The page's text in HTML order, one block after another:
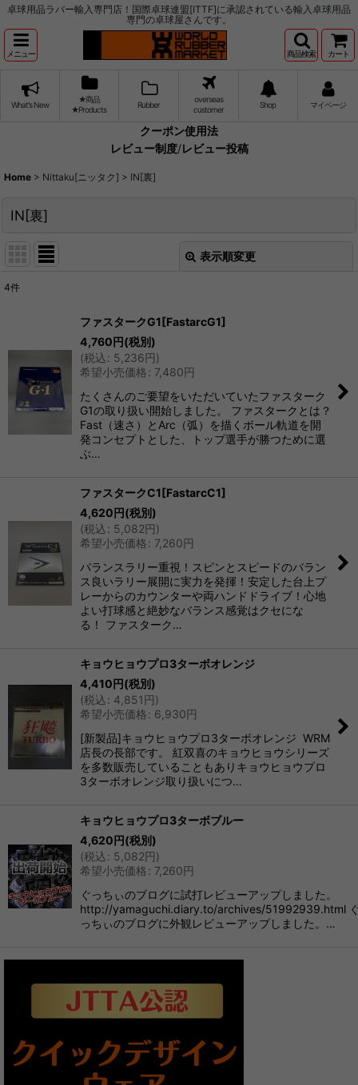
卓球用品ラバー輸入専門店！国際卓球連盟[ITTF]に承認されている輸入卓球用品
専門の卓球屋さんです。
メニュー 商品検索 カート
What's New
★商品
★Products
Rubber
overseas
customer
Shop マイページ
クーポン使用法
レビュー制度/レビュー投稿
Home > Nittaku[ニッタク] > IN[裏]
IN[裏]
表示順変更
絞り込む
4件
ファスタークG1[FastarcG1]
4,760円(税別)
(税込: 5,236円)
希望小売価格: 7,480円
たくさんのご要望をいただいていたファスターク
G1の取り扱い開始しました。 ファスタークとは？
Fast（速さ）とArc（弧）を描くボール軌道を開
発コンセプトとした、トップ選手が勝つために選
ぶ…
ファスタークC1[FastarcC1]
4,620円(税別)
(税込: 5,082円)
希望小売価格: 7,260円
バランスラリー重視！スピンとスピードのバラン
ス良いラリー展開に実力を発揮！安定した台上プ
レーからのカウンターや両ハンドドライブ！心地
よい打球感と絶妙なバランス感覚はクセにな
る！ ファスターク…
キョウヒョウプロ3ターボオレンジ
4,410円(税別)
(税込: 4,851円)
希望小売価格: 6,930円
[新製品]キョウヒョウプロ3ターボオレンジ WRM
店長の長部です。 紅双喜のキョウヒョウシリーズ
を多数販売していることもありキョウヒョウプロ
3ターボオレンジ取り扱いにつ…
キョウヒョウプロ3ターボブルー
4,620円(税別)
(税込: 5,082円)
希望小売価格: 7,260円
ぐっちぃのブログに試打レビューアップしました。
http://yamaguchi.diary.to/archives/51992939.html
っちぃのブログに外観レビューアップしました。…